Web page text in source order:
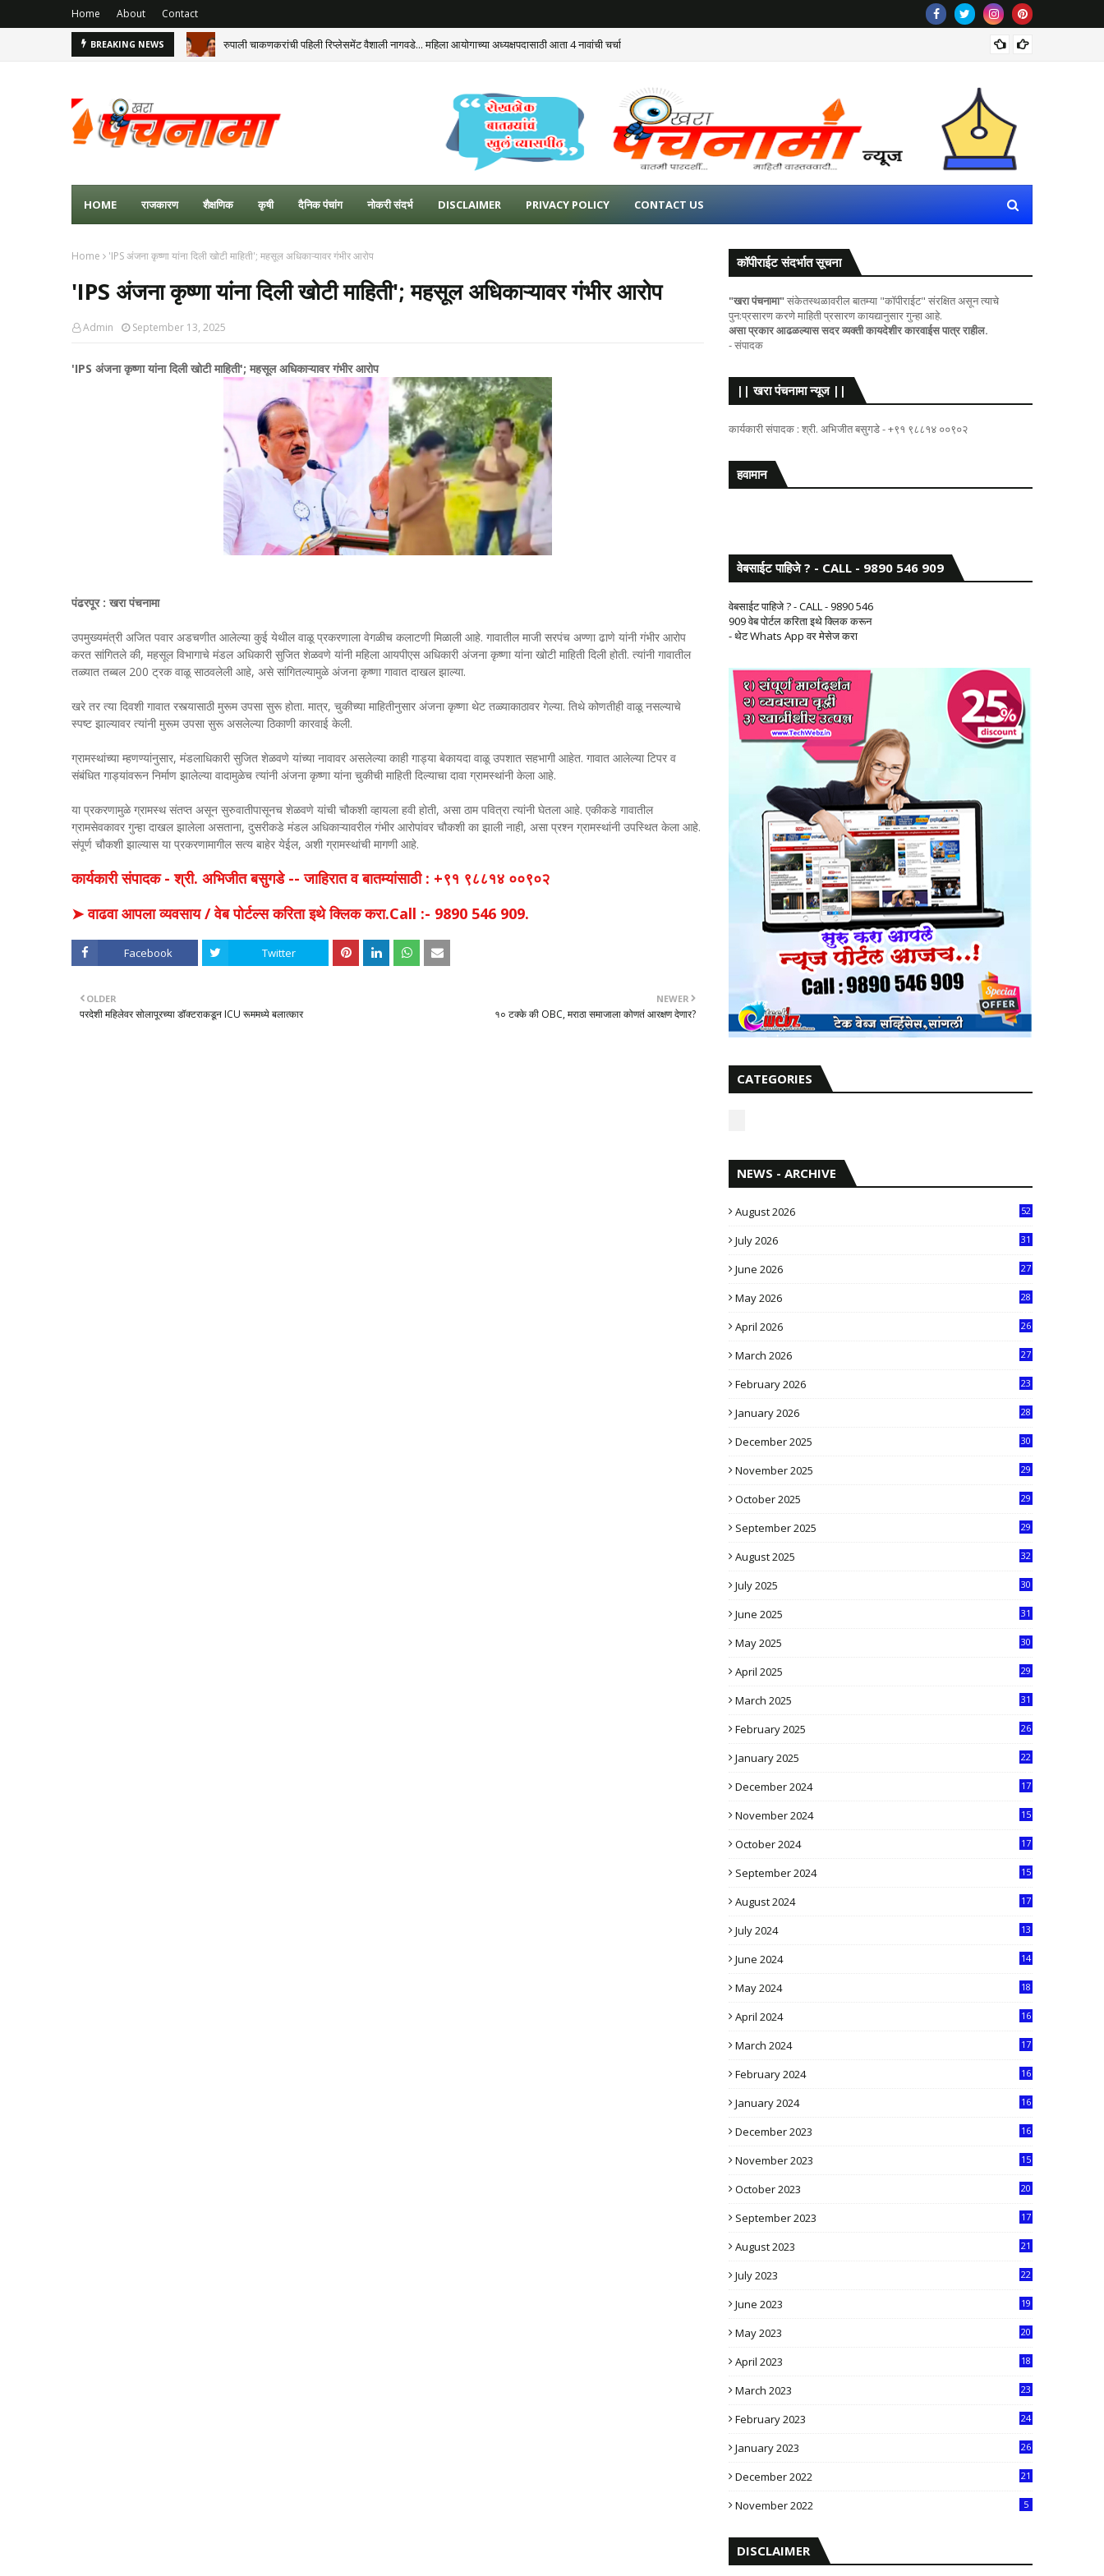
Home About Contact
BREAKING NEWS रुपाली चाकणकरांची पहिली रिप्लेसमेंट वैशाली नागवडे... महिला आयोगाच्या अध्यक्षपदासाठी आता 4 नावांची चर्चा
HOME राजकारण शैक्षणिक कृषी दैनिक पंचांग नोकरी संदर्भ DISCLAIMER PRIVACY POLICY CONTACT US
Home 'IPS अंजना कृष्णा यांना दिली खोटी माहिती'; महसूल अधिकाऱ्यावर गंभीर आरोप
'IPS अंजना कृष्णा यांना दिली खोटी माहिती'; महसूल अधिकाऱ्यावर गंभीर आरोप
Admin September 13, 2025
'IPS अंजना कृष्णा यांना दिली खोटी माहिती'; महसूल अधिकाऱ्यावर गंभीर आरोप
पंढरपूर : खरा पंचनामा
उपमुख्यमंत्री अजित पवार अडचणीत आलेल्या कुई येथील वाळू प्रकरणाला वेगळीच कलाटणी मिळाली आहे. गावातील माजी सरपंच अण्णा ढाणे यांनी गंभीर आरोप
करत सांगितले की, महसूल विभागाचे मंडल अधिकारी सुजित शेळवणे यांनी महिला आयपीएस अधिकारी अंजना कृष्णा यांना खोटी माहिती दिली होती. त्यांनी गावातील
तळ्यात तब्बल 200 ट्रक वाळू साठवलेली आहे, असे सांगितल्यामुळे अंजना कृष्णा गावात दाखल झाल्या.
खरे तर त्या दिवशी गावात रस्त्यासाठी मुरूम उपसा सुरू होता. मात्र, चुकीच्या माहितीनुसार अंजना कृष्णा थेट तळ्याकाठावर गेल्या. तिथे कोणतीही वाळू नसल्याचे
स्पष्ट झाल्यावर त्यांनी मुरूम उपसा सुरू असलेल्या ठिकाणी कारवाई केली.
ग्रामस्थांच्या म्हणण्यांनुसार, मंडलाधिकारी सुजित शेळवणे यांच्या नावावर असलेल्या काही गाड्या बेकायदा वाळू उपशात सहभागी आहेत. गावात आलेल्या टिपर व
संबंधित गाड्यांवरून निर्माण झालेल्या वादामुळेच त्यांनी अंजना कृष्णा यांना चुकीची माहिती दिल्याचा दावा ग्रामस्थांनी केला आहे.
या प्रकरणामुळे ग्रामस्थ संतप्त असून सुरुवातीपासूनच शेळवणे यांची चौकशी व्हायला हवी होती, असा ठाम पवित्रा त्यांनी घेतला आहे. एकीकडे गावातील
ग्रामसेवकावर गुन्हा दाखल झालेला असताना, दुसरीकडे मंडल अधिकाऱ्यावरील गंभीर आरोपांवर चौकशी का झाली नाही, असा प्रश्न ग्रामस्थांनी उपस्थित केला आहे.
संपूर्ण चौकशी झाल्यास या प्रकरणामागील सत्य बाहेर येईल, अशी ग्रामस्थांची मागणी आहे.
कार्यकारी संपादक - श्री. अभिजीत बसुगडे -- जाहिरात व बातम्यांसाठी : +९१ ९८८१४ ००९०२
➤ वाढवा आपला व्यवसाय / वेब पोर्टल्स करिता इथे क्लिक करा.Call :- 9890 546 909.
Facebook Twitter
NEWER
१० टक्के की OBC, मराठा समाजाला कोणतं आरक्षण देणार?
OLDER
परदेशी महिलेवर सोलापूरच्या डॉक्टराकडून ICU रूममध्ये बलात्कार
कॉपीराईट संदर्भात सूचना
"खरा पंचनामा"संकेतस्थळावरील बातम्या "कॉपीराईट" संरक्षित असून त्याचे
पुन:प्रसारण करणे माहिती प्रसारण कायद्यानुसार गुन्हा आहे.
असा प्रकार आढळल्यास सदर व्यक्ती कायदेशीर कारवाईस पात्र राहील.
- संपादक
|| खरा पंचनामा न्यूज ||
कार्यकारी संपादक : श्री. अभिजीत बसुगडे - +९१ ९८८१४ ००९०२
हवामान
वेबसाईट पाहिजे ? - CALL - 9890 546 909
वेबसाईट पाहिजे ? - CALL - 9890 546
909 वेब पोर्टल करिता इथे क्लिक करून
- थेट Whats App वर मेसेज करा
CATEGORIES
NEWS - ARCHIVE
August 2026 52
July 2026
31
June 2026
27
May 2026
28
April 2026
26
March 2026
27
February 2026
23
January 2026
28
December 2025
30
November 2025
29
October 2025
29
September 2025
29
August 2025
32
July 2025
30
June 2025
31
May 2025
30
April 2025
29
March 2025
31
February 2025
26
January 2025
22
December 2024
17
November 2024
15
October 2024
17
September 2024
15
August 2024
17
July 2024
13
June 2024
14
May 2024
18
April 2024
16
March 2024
17
February 2024
16
January 2024
16
December 2023
16
November 2023
15
October 2023
20
September 2023
17
August 2023
21
July 2023
22
June 2023
19
May 2023
20
April 2023
18
March 2023
23
February 2023
24
January 2023
26
December 2022
21
November 2022 5
DISCLAIMER